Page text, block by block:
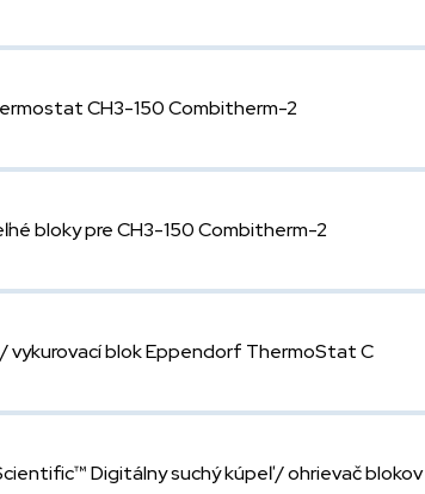
CH3-150 Combitherm-2
bloky pre CH3-150 Combitherm-2
vykurovací blok Eppendorf ThermoStat C
Digitálny suchý kúpeľ / ohrievač blokov